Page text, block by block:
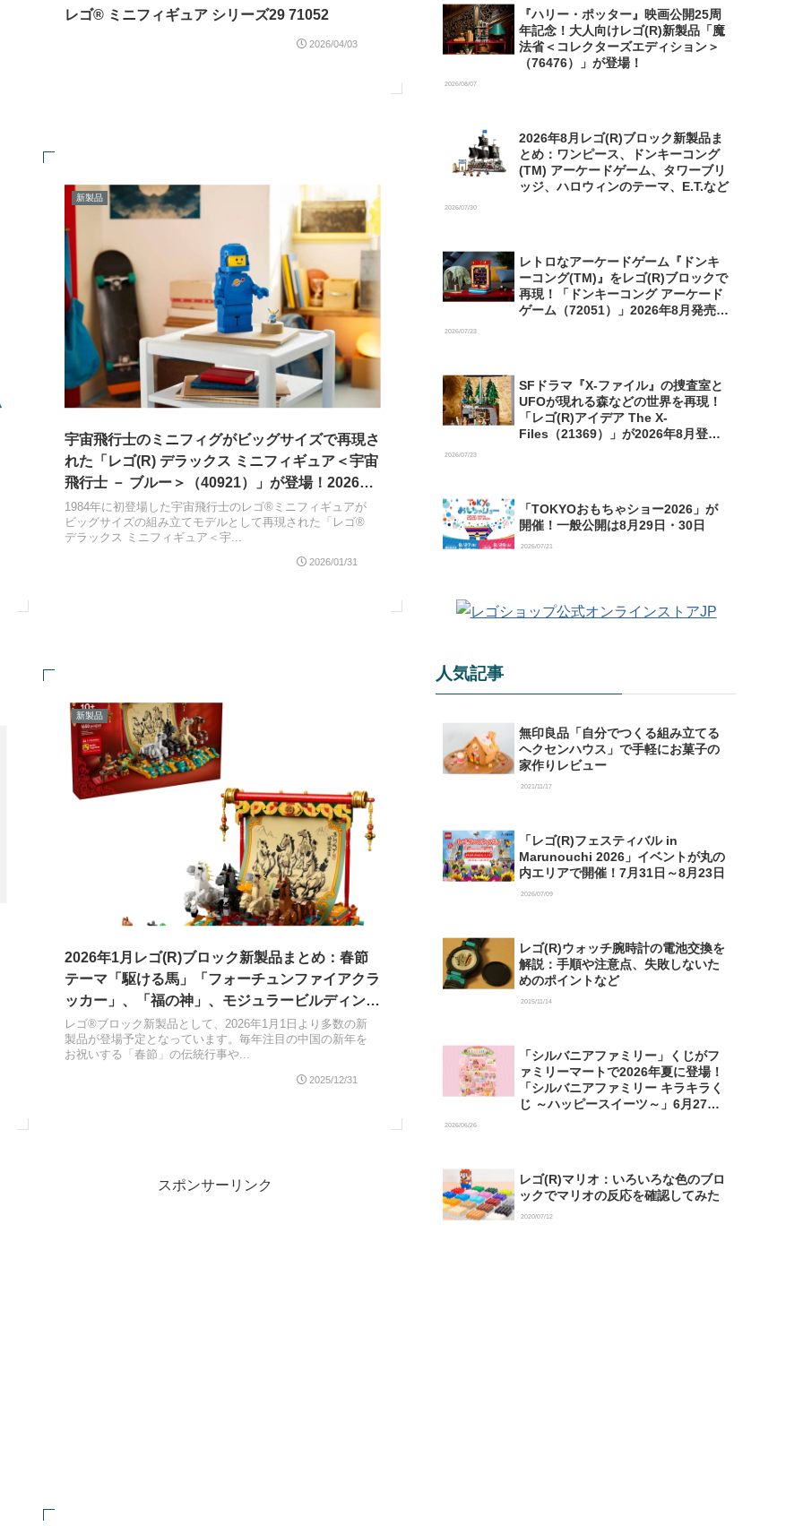
レゴ® ミニフィギュア シリーズ29 71052
2026/04/03
新製品
宇宙飛行士のミニフィグがビッグサイズで再現さ
れた「レゴ(R) デラックス ミニフィギュア＜宇宙
飛行士 － ブルー＞（40921）」が登場！2026年
3月1日発売
1984年に初登場した宇宙飛行士のレゴ®ミニフィギュアが
ビッグサイズの組み立てモデルとして再現された「レゴ®
デラックス ミニフィギュア＜宇...
2026/01/31
新製品
2026年1月レゴ(R)ブロック新製品まとめ：春節
テーマ「駆ける馬」「フォーチュンファイアクラ
ッカー」、「福の神」、モジュラービルディング
コレクション「ショッピングストリート」、ボタ
ニカルコレクション、桜のある日本の風景、スト
レンジャー・シングス、パリ - 愛の都など
レゴ®ブロック新製品として、2026年1月1日より多数の新
製品が登場予定となっています。毎年注目の中国の新年を
お祝いする「春節」の伝統行事や...
2025/12/31
スポンサーリンク
『ハリー・ポッター』映画公開25周
年記念！大人向けレゴ(R)新製品「魔
法省＜コレクターズエディション＞
（76476）」が登場！
2026/08/07
2026年8月レゴ(R)ブロック新製品ま
とめ：ワンピース、ドンキーコング
(TM) アーケードゲーム、タワーブリ
ッジ、ハロウィンのテーマ、E.T.など
2026/07/30
レトロなアーケードゲーム『ドンキ
ーコング(TM)』をレゴ(R)ブロックで
再現！「ドンキーコング アーケード
ゲーム（72051）」2026年8月発売
2026/07/23
SFドラマ『X-ファイル』の捜査室と
UFOが現れる森などの世界を再現！
「レゴ(R)アイデア The X-
Files（21369）」が2026年8月登場
2026/07/23
「TOKYOおもちゃショー2026」が
開催！一般公開は8月29日・30日
2026/07/21
人気記事
無印良品「自分でつくる組み立てる
ヘクセンハウス」で手軽にお菓子の
家作りレビュー
2021/11/17
「レゴ(R)フェスティバル in
Marunouchi 2026」イベントが丸の
内エリアで開催！7月31日～8月23日
2026/07/09
レゴ(R)ウォッチ腕時計の電池交換を
解説：手順や注意点、失敗しないた
めのポイントなど
2015/11/14
「シルバニアファミリー」くじがフ
ァミリーマートで2026年夏に登場！
「シルバニアファミリー キラキラく
じ ～ハッピースイーツ～」6月27日
2026/06/26
レゴ(R)マリオ：いろいろな色のブロ
ックでマリオの反応を確認してみた
2020/07/12